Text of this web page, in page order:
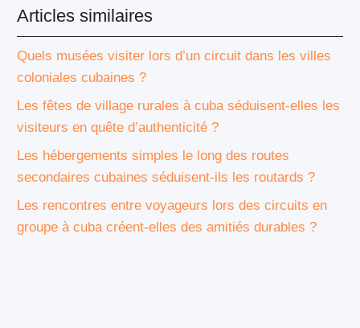
Articles similaires
Quels musées visiter lors d’un circuit dans les villes
coloniales cubaines ?
Les fêtes de village rurales à cuba séduisent-elles les
visiteurs en quête d’authenticité ?
Les hébergements simples le long des routes
secondaires cubaines séduisent-ils les routards ?
Les rencontres entre voyageurs lors des circuits en
groupe à cuba créent-elles des amitiés durables ?